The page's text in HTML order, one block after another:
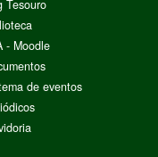
Tesouro
- Moodle
de eventos